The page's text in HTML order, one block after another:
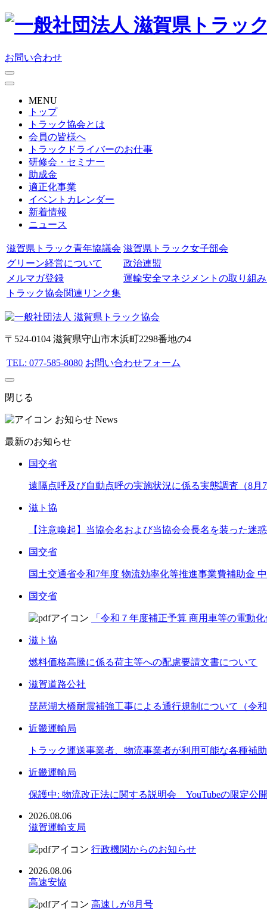
お問い合わせ
MENU
トップ
トラック協会とは
会員の皆様へ
トラックドライバーのお仕事
研修会・セミナー
助成金
適正化事業
イベントカレンダー
新着情報
ニュース
滋賀県トラック青年協議会 滋賀県トラック女子部会
グリーン経営について
政治連盟
メルマガ登録
運輸安全マネジメントの取り組
トラック協会関連リンク集
〒524-0104 滋賀県守山市木浜町2298番地の4
TEL: 077-585-8080 お問い合わせフォーム
閉じる
お知らせ News
最新のお知らせ
国交省
遠隔点呼及び自動点呼の実施状況に係る実態調査（8月7
滋ト協
【注意喚起】当協会名および当協会会長名を装った迷
国交省
国土交通省令和7年度 物流効率化等推進事業費補助金
国交省
「令和７年度補正予算 商用車等の電動
滋ト協
燃料価格高騰に係る荷主等への配慮要請文書について
滋賀道路公社
琵琶湖大橋耐震補強工事による通行規制について（令和
近畿運輸局
トラック運送事業者、物流事業者が利用可能な各種補
近畿運輸局
保護中: 物流改正法に関する説明会 YouTubeの限定公
2026.08.06
滋賀運輸支局
行政機関からのお知らせ
2026.08.06
高速安協
高速しが8月号